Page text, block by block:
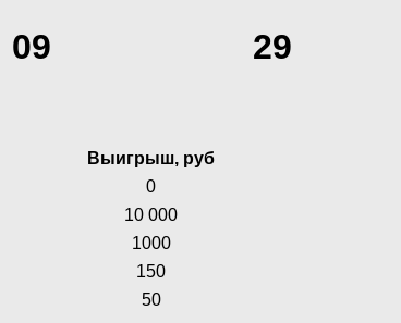
09 29
Выигрыш, руб
0
10 000
1000
150
50